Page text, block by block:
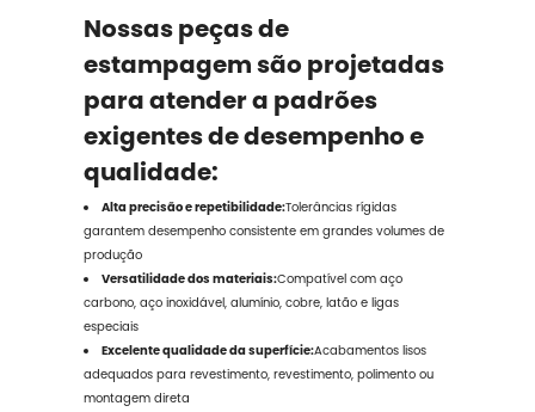
Nossas peças de
estampagem são projetadas
para atender a padrões
exigentes de desempenho e
qualidade:
Alta precisão e repetibilidade:Tolerâncias rígidas
garantem desempenho consistente em grandes volumes de
produção
Versatilidade dos materiais:Compatível com aço
carbono, aço inoxidável, alumínio, cobre, latão e ligas
especiais
Excelente qualidade da superfície:Acabamentos lisos
adequados para revestimento, revestimento, polimento ou
montagem direta